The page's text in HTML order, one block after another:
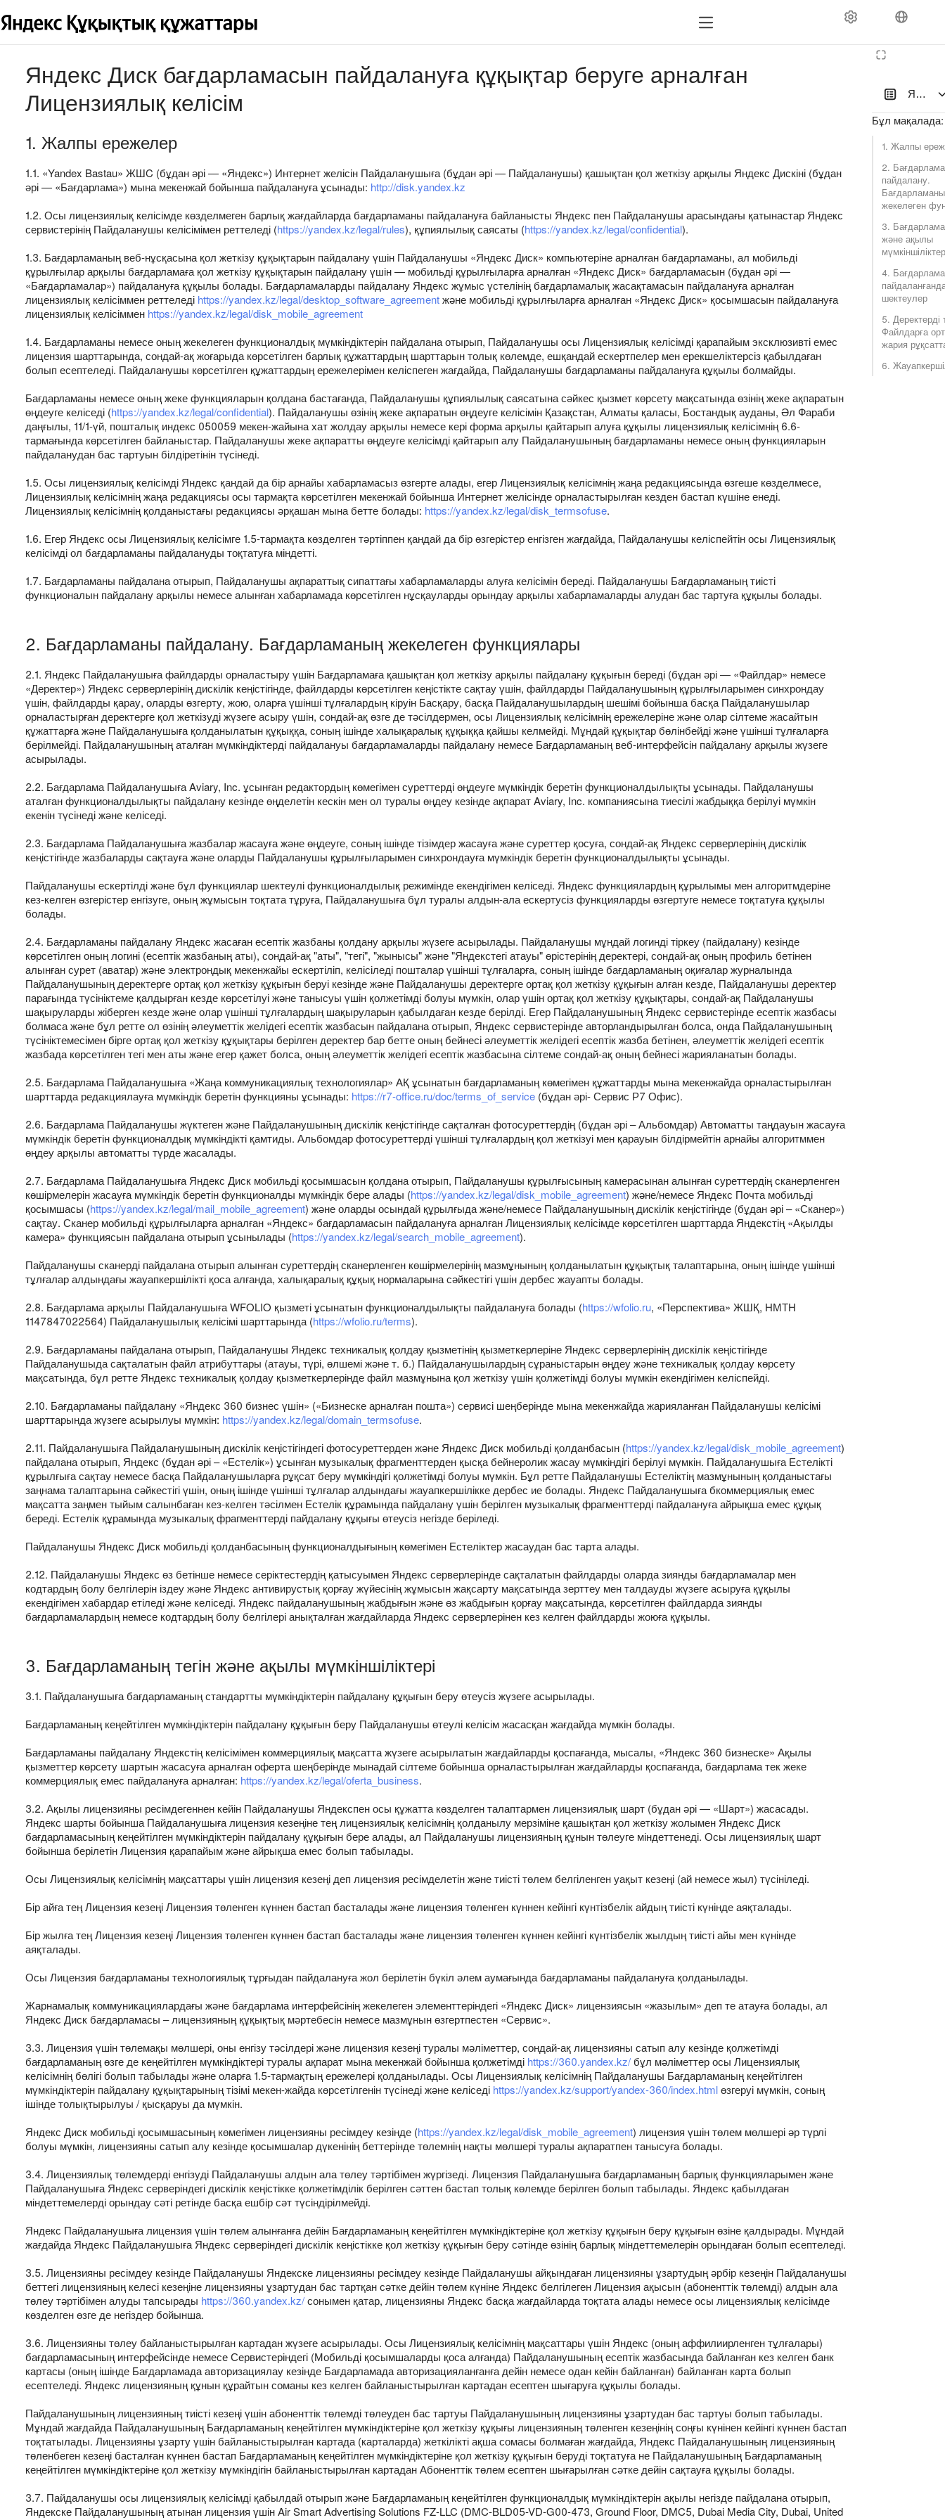
Яндекс
Бұл мақалада:
1. Жалпы
2.
пайдалану.
жекелеген
3.
және ақылы
4.
шектеулер
5. Деректерді
Файлдарға
жария
6.
Яндекс Диск бағдарламасын пайдалануға құқықтар беруге арналған
Лицензиялық келісім
1. Жалпы ережелер
1.1. «Yandex Bastau» ЖШC (бұдан әрі — «Яндекс») Интернет желісін Пайдаланушыға (бұдан әрі — Пайдаланушы) қашықтан қол жеткізу арқылы Яндекс Дискіні (бұдан
әрі — «Бағдарлама») мына мекенжай бойынша пайдалануға ұсынады: http://disk.yandex.kz
1.2. Осы лицензиялық келісімде көзделмеген барлық жағдайларда бағдарламаны пайдалануға байланысты Яндекс пен Пайдаланушы арасындағы қатынастар Яндекс
сервистерінің Пайдаланушы келісімімен реттеледі (https://yandex.kz/legal/rules), құпиялылық саясаты (https://yandex.kz/legal/confidential).
1.3. Бағдарламаның веб-нұсқасына қол жеткізу құқықтарын пайдалану үшін Пайдаланушы «Яндекс Диск» компьютеріне арналған бағдарламаны, ал мобильді
құрылғылар арқылы бағдарламаға қол жеткізу құқықтарын пайдалану үшін — мобильді құрылғыларға арналған «Яндекс Диск» бағдарламасын (бұдан әрі —
«Бағдарламалар») пайдалануға құқылы болады. Бағдарламаларды пайдалану Яндекс жұмыс үстелінің бағдарламалық жасақтамасын пайдалануға арналған
лицензиялық келісіммен реттеледі https://yandex.kz/legal/desktop_software_agreementжәне мобильді құрылғыларға арналған «Яндекс Диск» қосымшасын пайдалануға
лицензиялық келісіммен https://yandex.kz/legal/disk_mobile_agreement
1.4. Бағдарламаны немесе оның жекелеген функционалдық мүмкіндіктерін пайдалана отырып, Пайдаланушы осы Лицензиялық келісімді қарапайым эксклюзивті емес
лицензия шарттарында, сондай-ақ жоғарыда көрсетілген барлық құжаттардың шарттарын толық көлемде, ешқандай ескертпелер мен ерекшеліктерсіз қабылдаған
болып есептеледі. Пайдаланушы көрсетілген құжаттардың ережелерімен келіспеген жағдайда, Пайдаланушы бағдарламаны пайдалануға құқылы болмайды.
Бағдарламаны немесе оның жеке функцияларын қолдана бастағанда, Пайдаланушы құпиялылық саясатына сәйкес қызмет көрсету мақсатында өзінің жеке ақпаратын
өңдеуге келіседі (https://yandex.kz/legal/confidential). Пайдаланушы өзінің жеке ақпаратын өңдеуге келісімін Қазақстан, Алматы қаласы, Бостандық ауданы, Әл Фараби
даңғылы, 11/1-үй, пошталық индекс 050059 мекен-жайына хат жолдау арқылы немесе кері форма арқылы қайтарып алуға құқылы лицензиялық келісімнің 6.6-
тармағында көрсетілген байланыстар. Пайдаланушы жеке ақпаратты өңдеуге келісімді қайтарып алу Пайдаланушының бағдарламаны немесе оның функцияларын
пайдаланудан бас тартуын білдіретінін түсінеді.
1.5. Осы лицензиялық келісімді Яндекс қандай да бір арнайы хабарламасыз өзгерте алады, егер Лицензиялық келісімнің жаңа редакциясында өзгеше көзделмесе,
Лицензиялық келісімнің жаңа редакциясы осы тармақта көрсетілген мекенжай бойынша Интернет желісінде орналастырылған кезден бастап күшіне енеді.
Лицензиялық келісімнің қолданыстағы редакциясы әрқашан мына бетте болады: https://yandex.kz/legal/disk_termsofuse.
1.6. Егер Яндекс осы Лицензиялық келісімге 1.5-тармақта көзделген тәртіппен қандай да бір өзгерістер енгізген жағдайда, Пайдаланушы келіспейтін осы Лицензиялық
келісімді ол бағдарламаны пайдалануды тоқтатуға міндетті.
1.7. Бағдарламаны пайдалана отырып, Пайдаланушы ақпараттық сипаттағы хабарламаларды алуға келісімін береді. Пайдаланушы Бағдарламаның тиісті
функционалын пайдалану арқылы немесе алынған хабарламада көрсетілген нұсқауларды орындау арқылы хабарламаларды алудан бас тартуға құқылы болады.
2. Бағдарламаны пайдалану. Бағдарламаның жекелеген функциялары
2.1. Яндекс Пайдаланушыға файлдарды орналастыру үшін Бағдарламаға қашықтан қол жеткізу арқылы пайдалану құқығын береді (бұдан әрі — «Файлдар» немесе
«Деректер») Яндекс серверлерінің дискілік кеңістігінде, файлдарды көрсетілген кеңістікте сақтау үшін, файлдарды Пайдаланушының құрылғыларымен синхрондау
үшін, файлдарды қарау, оларды өзгерту, жою, оларға үшінші тұлғалардың кіруін Басқару, басқа Пайдаланушылардың шешімі бойынша басқа Пайдаланушылар
орналастырған деректерге қол жеткізуді жүзеге асыру үшін, сондай-ақ өзге де тәсілдермен, осы Лицензиялық келісімнің ережелеріне және олар сілтеме жасайтын
құжаттарға және Пайдаланушыға қолданылатын құқыққа, соның ішінде халықаралық құқыққа қайшы келмейді. Мұндай құқықтар бөлінбейді және үшінші тұлғаларға
берілмейді. Пайдаланушының аталған мүмкіндіктерді пайдалануы бағдарламаларды пайдалану немесе Бағдарламаның веб-интерфейсін пайдалану арқылы жүзеге
асырылады.
2.2. Бағдарлама Пайдаланушыға Aviary, Inc. ұсынған редактордың көмегімен суреттерді өңдеуге мүмкіндік беретін функционалдылықты ұсынады. Пайдаланушы
аталған функционалдылықты пайдалану кезінде өңделетін кескін мен ол туралы өңдеу кезінде ақпарат Aviary, Inc. компаниясына тиесілі жабдыққа берілуі мүмкін
екенін түсінеді және келіседі.
2.3. Бағдарлама Пайдаланушыға жазбалар жасауға және өңдеуге, соның ішінде тізімдер жасауға және суреттер қосуға, сондай-ақ Яндекс серверлерінің дискілік
кеңістігінде жазбаларды сақтауға және оларды Пайдаланушы құрылғыларымен синхрондауға мүмкіндік беретін функционалдылықты ұсынады.
Пайдаланушы ескертілді және бұл функциялар шектеулі функционалдылық режимінде екендігімен келіседі. Яндекс функциялардың құрылымы мен алгоритмдеріне
кез-келген өзгерістер енгізуге, оның жұмысын тоқтата тұруға, Пайдаланушыға бұл туралы алдын-ала ескертусіз функцияларды өзгертуге немесе тоқтатуға құқылы
болады.
2.4. Бағдарламаны пайдалану Яндекс жасаған есептік жазбаны қолдану арқылы жүзеге асырылады. Пайдаланушы мұндай логинді тіркеу (пайдалану) кезінде
көрсетілген оның логині (есептік жазбаның аты), сондай-ақ "аты", "тегі", "жынысы" және "Яндекстегі атауы" өрістерінің деректері, сондай-ақ оның профиль бетінен
алынған сурет (аватар) және электрондық мекенжайы ескертіліп, келісіледі пошталар үшінші тұлғаларға, соның ішінде бағдарламаның оқиғалар журналында
Пайдаланушының деректерге ортақ қол жеткізу құқығын беруі кезінде және Пайдаланушы деректерге ортақ қол жеткізу құқығын алған кезде, Пайдаланушы деректер
парағында түсініктеме қалдырған кезде көрсетілуі және танысуы үшін қолжетімді болуы мүмкін, олар үшін ортақ қол жеткізу құқықтары, сондай-ақ Пайдаланушы
шақыруларды жіберген кезде және олар үшінші тұлғалардың шақыруларын қабылдаған кезде берілді. Егер Пайдаланушының Яндекс сервистерінде есептік жазбасы
болмаса және бұл ретте ол өзінің әлеуметтік желідегі есептік жазбасын пайдалана отырып, Яндекс сервистерінде авторландырылған болса, онда Пайдаланушының
түсініктемесімен бірге ортақ қол жеткізу құқықтары берілген деректер бар бетте оның бейнесі әлеуметтік желідегі есептік жазба бетінен, әлеуметтік желідегі есептік
жазбада көрсетілген тегі мен аты және егер қажет болса, оның әлеуметтік желідегі есептік жазбасына сілтеме сондай-ақ оның бейнесі жарияланатын болады.
2.5. Бағдарлама Пайдаланушыға «Жаңа коммуникациялық технологиялар» АҚ ұсынатын бағдарламаның көмегімен құжаттарды мына мекенжайда орналастырылған
шарттарда редакциялауға мүмкіндік беретін функцияны ұсынады: https://r7-office.ru/doc/terms_of_service (бұдан әрі- Сервис Р7 Офис).
2.6. Бағдарлама Пайдаланушы жүктеген және Пайдаланушының дискілік кеңістігінде сақталған фотосуреттердің (бұдан әрі – Альбомдар) Автоматты таңдауын жасауға
мүмкіндік беретін функционалдық мүмкіндікті қамтиды. Альбомдар фотосуреттерді үшінші тұлғалардың қол жеткізуі мен қарауын білдірмейтін арнайы алгоритммен
өңдеу арқылы автоматты түрде жасалады.
2.7. Бағдарлама Пайдаланушыға Яндекс Диск мобильді қосымшасын қолдана отырып, Пайдаланушы құрылғысының камерасынан алынған суреттердің сканерленген
көшірмелерін жасауға мүмкіндік беретін функционалды мүмкіндік бере алады (https://yandex.kz/legal/disk_mobile_agreement) және/немесе Яндекс Почта мобильді
қосымшасы (https://yandex.kz/legal/mail_mobile_agreement) және оларды осындай құрылғыда және/немесе Пайдаланушының дискілік кеңістігінде (бұдан әрі – «Сканер»)
сақтау. Сканер мобильді құрылғыларға арналған «Яндекс» бағдарламасын пайдалануға арналған Лицензиялық келісімде көрсетілген шарттарда Яндекстің «Ақылды
камера» функциясын пайдалана отырып ұсынылады (https://yandex.kz/legal/search_mobile_agreement).
Пайдаланушы сканерді пайдалана отырып алынған суреттердің сканерленген көшірмелерінің мазмұнының қолданылатын құқықтық талаптарына, оның ішінде үшінші
тұлғалар алдындағы жауапкершілікті қоса алғанда, халықаралық құқық нормаларына сәйкестігі үшін дербес жауапты болады.
2.8. Бағдарлама арқылы Пайдаланушыға WFOLIO қызметі ұсынатын функционалдылықты пайдалануға болады (https://wfolio.ru, «Перспектива» ЖШҚ, НМТН
1147847022564) Пайдаланушылық келісімі шарттарында (https://wfolio.ru/terms).
2.9. Бағдарламаны пайдалана отырып, Пайдаланушы Яндекс техникалық қолдау қызметінің қызметкерлеріне Яндекс серверлерінің дискілік кеңістігінде
Пайдаланушыда сақталатын файл атрибуттары (атауы, түрі, өлшемі және т. б.) Пайдаланушылардың сұраныстарын өңдеу және техникалық қолдау көрсету
мақсатында, бұл ретте Яндекс техникалық қолдау қызметкерлерінде файл мазмұнына қол жеткізу үшін қолжетімді болуы мүмкін екендігімен келіспейді.
2.10. Бағдарламаны пайдалану «Яндекс 360 бизнес үшін» («Бизнеске арналған пошта») сервисі шеңберінде мына мекенжайда жарияланған Пайдаланушы келісімі
шарттарында жүзеге асырылуы мүмкін: https://yandex.kz/legal/domain_termsofuse.
2.11. Пайдаланушыға Пайдаланушының дискілік кеңістігіндегі фотосуреттерден және Яндекс Диск мобильді қолданбасын (https://yandex.kz/legal/disk_mobile_agreement)
пайдалана отырып, Яндекс (бұдан әрі – «Естелік») ұсынған музыкалық фрагменттерден қысқа бейнеролик жасау мүмкіндігі берілуі мүмкін. Пайдаланушыға Естелікті
құрылғыға сақтау немесе басқа Пайдаланушыларға рұқсат беру мүмкіндігі қолжетімді болуы мүмкін. Бұл ретте Пайдаланушы Естеліктің мазмұнының қолданыстағы
заңнама талаптарына сәйкестігі үшін, оның ішінде үшінші тұлғалар алдындағы жауапкершілікке дербес ие болады. Яндекс Пайдаланушыға бкоммерциялық емес
мақсатта заңмен тыйым салынбаған кез-келген тәсілмен Естелік құрамында пайдалану үшін берілген музыкалық фрагменттерді пайдалануға айрықша емес құқық
береді. Естелік құрамында музыкалық фрагменттерді пайдалану құқығы өтеусіз негізде беріледі.
Пайдаланушы Яндекс Диск мобильді қолданбасының функционалдығының көмегімен Естеліктер жасаудан бас тарта алады.
2.12. Пайдаланушы Яндекс өз бетінше немесе серіктестердің қатысуымен Яндекс серверлерінде сақталатын файлдарды оларда зиянды бағдарламалар мен
кодтардың болу белгілерін іздеу және Яндекс антивирустық қорғау жүйесінің жұмысын жақсарту мақсатында зерттеу мен талдауды жүзеге асыруға құқылы
екендігімен хабардар етіледі және келіседі. Яндекс пайдаланушының жабдығын және өз жабдығын қорғау мақсатында, көрсетілген файлдарда зиянды
бағдарламалардың немесе кодтардың болу белгілері анықталған жағдайларда Яндекс серверлерінен кез келген файлдарды жоюға құқылы.
3. Бағдарламаның тегін және ақылы мүмкіншіліктері
3.1. Пайдаланушыға бағдарламаның стандартты мүмкіндіктерін пайдалану құқығын беру өтеусіз жүзеге асырылады.
Бағдарламаның кеңейтілген мүмкіндіктерін пайдалану құқығын беру Пайдаланушы өтеулі келісім жасасқан жағдайда мүмкін болады.
Бағдарламаны пайдалану Яндекстің келісімімен коммерциялық мақсатта жүзеге асырылатын жағдайларды қоспағанда, мысалы, «Яндекс 360 бизнеске» Ақылы
қызметтер көрсету шартын жасасуға арналған оферта шеңберінде мынадай сілтеме бойынша орналастырылған жағдайларды қоспағанда, бағдарлама тек жеке
коммерциялық емес пайдалануға арналған: https://yandex.kz/legal/oferta_business.
3.2. Ақылы лицензияны ресімдегеннен кейін Пайдаланушы Яндекспен осы құжатта көзделген талаптармен лицензиялық шарт (бұдан әрі — «Шарт») жасасады.
Яндекс шарты бойынша Пайдаланушыға лицензия кезеңіне тең лицензиялық келісімнің қолданылу мерзіміне қашықтан қол жеткізу жолымен Яндекс Диск
бағдарламасының кеңейтілген мүмкіндіктерін пайдалану құқығын бере алады, ал Пайдаланушы лицензияның құнын төлеуге міндеттенеді. Осы лицензиялық шарт
бойынша берілетін Лицензия қарапайым және айрықша емес болып табылады.
Осы Лицензиялық келісімнің мақсаттары үшін лицензия кезеңі деп лицензия ресімделетін және тиісті төлем белгіленген уақыт кезеңі (ай немесе жыл) түсініледі.
Бір айға тең Лицензия кезеңі Лицензия төленген күннен бастап басталады және лицензия төленген күннен кейінгі күнтізбелік айдың тиісті күнінде аяқталады.
Бір жылға тең Лицензия кезеңі Лицензия төленген күннен бастап басталады және лицензия төленген күннен кейінгі күнтізбелік жылдың тиісті айы мен күнінде
аяқталады.
Осы Лицензия бағдарламаны технологиялық тұрғыдан пайдалануға жол берілетін бүкіл әлем аумағында бағдарламаны пайдалануға қолданылады.
Жарнамалық коммуникациялардағы және бағдарлама интерфейсінің жекелеген элементтеріндегі «Яндекс Диск» лицензиясын «жазылым» деп те атауға болады, ал
Яндекс Диск бағдарламасы – лицензияның құқықтық мәртебесін немесе мазмұнын өзгертпестен «Сервис».
3.3. Лицензия үшін төлемақы мөлшері, оны енгізу тәсілдері және лицензия кезеңі туралы мәліметтер, сондай-ақ лицензияны сатып алу кезінде қолжетімді
бағдарламаның өзге де кеңейтілген мүмкіндіктері туралы ақпарат мына мекенжай бойынша қолжетімді https://360.yandex.kz/бұл мәліметтер осы Лицензиялық
келісімнің бөлігі болып табылады және оларға 1.5-тармақтың ережелері қолданылады. Осы Лицензиялық келісімнің Пайдаланушы Бағдарламаның кеңейтілген
мүмкіндіктерін пайдалану құқықтарының тізімі мекен-жайда көрсетілгенін түсінеді және келіседі https://yandex.kz/support/yandex-360/index.htmlөзгеруі мүмкін, соның
ішінде толықтырылуы / қысқаруы да мүмкін.
Яндекс Диск мобильді қосымшасының көмегімен лицензияны ресімдеу кезінде (https://yandex.kz/legal/disk_mobile_agreement) лицензия үшін төлем мөлшері әр түрлі
болуы мүмкін, лицензияны сатып алу кезінде қосымшалар дүкенінің беттерінде төлемнің нақты мөлшері туралы ақпаратпен танысуға болады.
3.4. Лицензиялық төлемдерді енгізуді Пайдаланушы алдын ала төлеу тәртібімен жүргізеді. Лицензия Пайдаланушыға бағдарламаның барлық функцияларымен және
Пайдаланушыға Яндекс серверіндегі дискілік кеңістікке қолжетімділік берілген сәттен бастап толық көлемде берілген болып табылады. Яндекс қабылдаған
міндеттемелерді орындау сәті ретінде басқа ешбір сәт түсіндірілмейді.
Яндекс Пайдаланушыға лицензия үшін төлем алынғанға дейін Бағдарламаның кеңейтілген мүмкіндіктеріне қол жеткізу құқығын беру құқығын өзіне қалдырады. Мұндай
жағдайда Яндекс Пайдаланушыға Яндекс серверіндегі дискілік кеңістікке қол жеткізу құқығын беру сәтінде өзінің барлық міндеттемелерін орындаған болып есептеледі.
3.5. Лицензияны ресімдеу кезінде Пайдаланушы Яндекске лицензияны ресімдеу кезінде Пайдаланушы айқындаған лицензияны ұзартудың әрбір кезеңін Пайдаланушы
беттегі лицензияның келесі кезеңіне лицензияны ұзартудан бас тартқан сәтке дейін төлем күніне Яндекс белгілеген Лицензия ақысын (абоненттік төлемді) алдын ала
төлеу тәртібімен алуды тапсырады https://360.yandex.kz/сонымен қатар, лицензияны Яндекс басқа жағдайларда тоқтата алады немесе осы лицензиялық келісімде
көзделген өзге де негіздер бойынша.
3.6. Лицензияны төлеу байланыстырылған картадан жүзеге асырылады. Осы Лицензиялық келісімнің мақсаттары үшін Яндекс (оның аффилиирленген тұлғалары)
бағдарламасының интерфейсінде немесе Сервистеріндегі (Мобильді қосымшаларды қоса алғанда) Пайдаланушының есептік жазбасында байланған кез келген банк
картасы (оның ішінде Бағдарламада авторизациялау кезінде Бағдарламада авторизацияланғанға дейін немесе одан кейін байланған) байланған карта болып
есептеледі. Яндекс лицензияның құнын құрайтын соманы кез келген байланыстырылған картадан есептен шығаруға құқылы болады.
Пайдаланушының лицензияның тиісті кезеңі үшін абоненттік төлемді төлеуден бас тартуы Пайдаланушының лицензияны ұзартудан бас тартуы болып табылады.
Мұндай жағдайда Пайдаланушының Бағдарламаның кеңейтілген мүмкіндіктеріне қол жеткізу құқығы лицензияның төленген кезеңінің соңғы күнінен кейінгі күннен бастап
тоқтатылады. Лицензияны ұзарту үшін байланыстырылған картада (карталарда) жеткілікті ақша сомасы болмаған жағдайда, Яндекс Пайдаланушының лицензияның
төленбеген кезеңі басталған күннен бастап Бағдарламаның кеңейтілген мүмкіндіктеріне қол жеткізу құқығын беруді тоқтатуға не Пайдаланушының Бағдарламаның
кеңейтілген мүмкіндіктеріне қол жеткізу мүмкіндігін байланыстырылған картадан Абоненттік төлем есептен шығарылған сәтке дейін сақтауға құқылы болады.
3.7. Пайдаланушы осы лицензиялық келісімді қабылдай отырып және Бағдарламаның кеңейтілген функционалдық мүмкіндіктерін ақылы негізде пайдалана отырып,
Яндекске Пайдаланушының атынан лицензия үшін Air Smart Advertising Solutions FZ-LLC (DMC-BLD05-VD-G00-473, Ground Floor, DMC5, Dubai Media City, Dubai, United